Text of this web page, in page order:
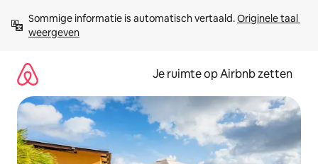
direct
naar
Sommige informatie is automatisch vertaald. Originele taal
weergeven
Je ruimte op Airbnb zetten